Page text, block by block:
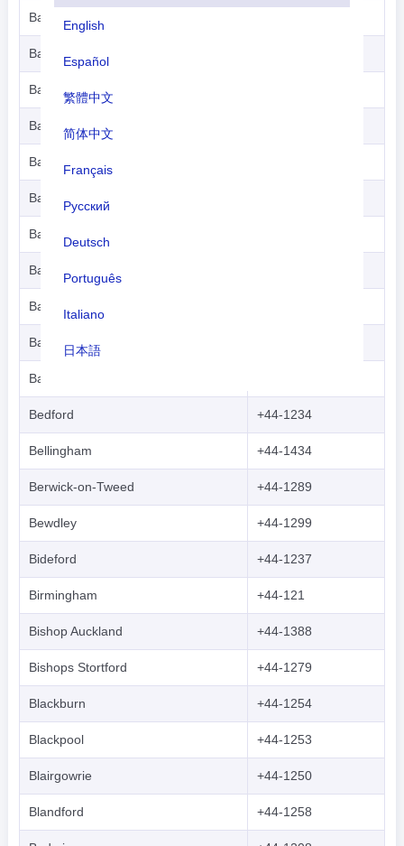
English
Español
繁體中文
简体中文
Français
Русский
Deutsch
Português
Italiano
日本語
tiếng Việt
Indonesian
한국어
हिंदी
Banchory
Banff
Bangor (N. Wales)
Barmouth
Barnsley
Barnstable
Barrow-in-Furness
Barry
Basingstoke
Bath
Bathgate
Bedford +44-1234
Bellingham +44-1434
Berwick-on-Tweed +44-1289
Bewdley +44-1299
Bideford +44-1237
Birmingham +44-121
Bishop Auckland +44-1388
Bishops Stortford +44-1279
Blackburn +44-1254
Blackpool +44-1253
Blairgowrie +44-1250
Blandford +44-1258